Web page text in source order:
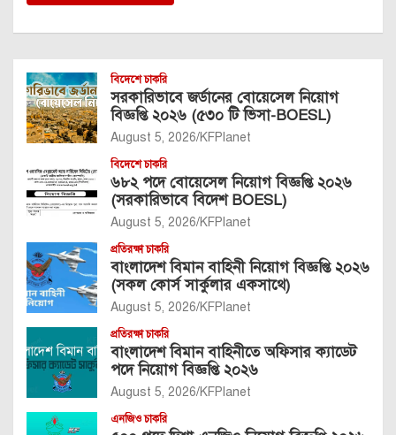
বিদেশে চাকরি
সরকারিভাবে জর্ডানের বোয়েসেল নিয়োগ
বিজ্ঞপ্তি ২০২৬ (৫৩০ টি ভিসা-BOESL)
August 5, 2026 KFPlanet
বিদেশে চাকরি
৬৮২ পদে বোয়েসেল নিয়োগ বিজ্ঞপ্তি ২০২৬
(সরকারিভাবে বিদেশ BOESL)
August 5, 2026 KFPlanet
প্রতিরক্ষা চাকরি
বাংলাদেশ বিমান বাহিনী নিয়োগ বিজ্ঞপ্তি ২০২৬
(সকল কোর্স সার্কুলার একসাথে)
August 5, 2026 KFPlanet
প্রতিরক্ষা চাকরি
বাংলাদেশ বিমান বাহিনীতে অফিসার ক্যাডেট
পদে নিয়োগ বিজ্ঞপ্তি ২০২৬
August 5, 2026 KFPlanet
এনজিও চাকরি